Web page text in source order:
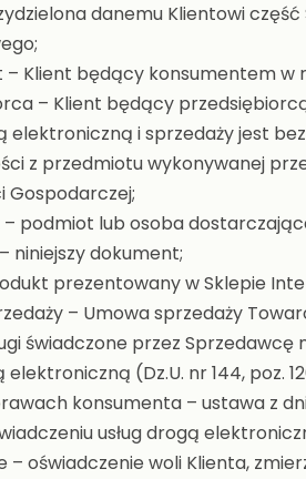
danemu Klientowi
– Klient będący konsumentem w
– Klient będący
elektroniczną i sprzedaży jest
z przedmiotu wykonywanej
Gospodarczej;
– podmiot lub osoba
niniejszy dokument;
prezentowany w Sklepie
– Umowa sprzedaży
świadczone przez
elektroniczną (Dz.U. nr 144, poz.
konsumenta – ustawa z
usług drogą
– oświadczenie woli Klienta,